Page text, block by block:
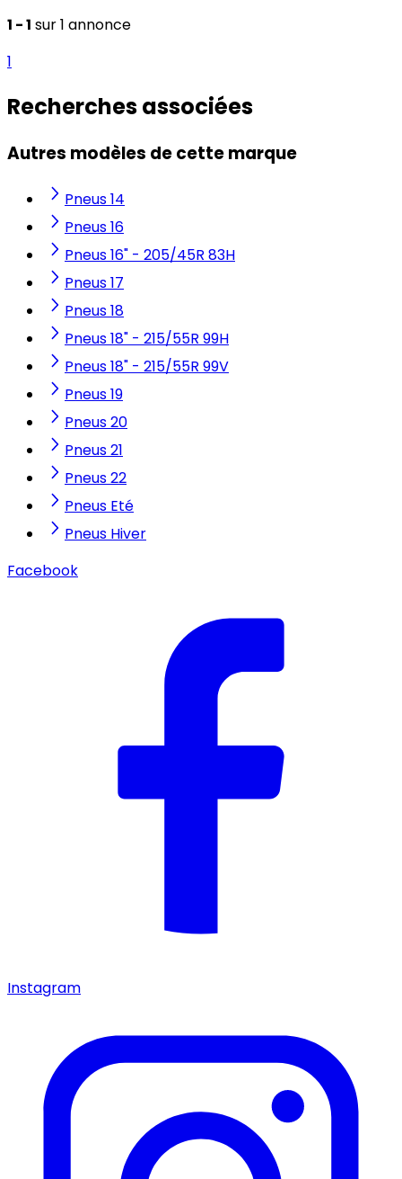
1 - 1 sur 1 annonce
1
Recherches associées
Autres modèles de cette marque
Pneus 14
Pneus 16
Pneus 16" - 205/45R 83H
Pneus 17
Pneus 18
Pneus 18" - 215/55R 99H
Pneus 18" - 215/55R 99V
Pneus 19
Pneus 20
Pneus 21
Pneus 22
Pneus Eté
Pneus Hiver
Facebook
Instagram